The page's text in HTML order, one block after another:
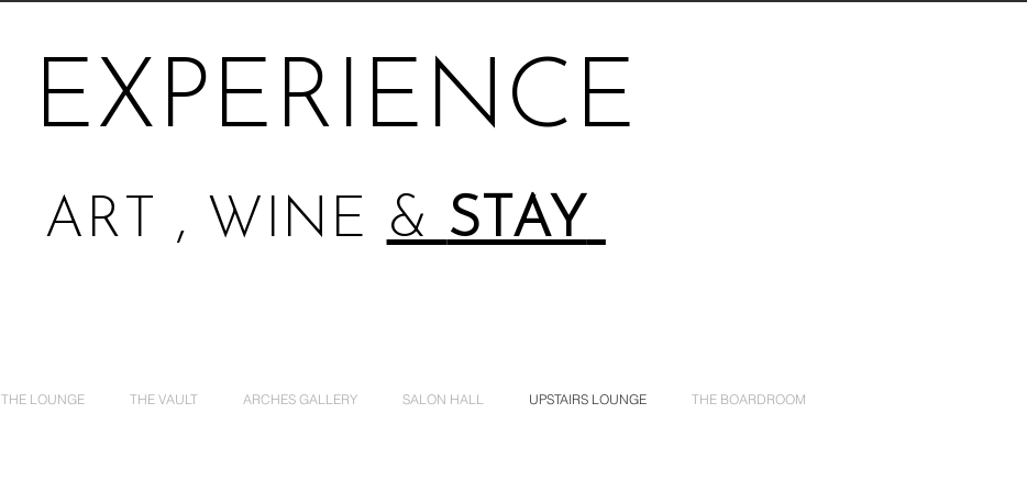
EXPERIENCE
ART , WINE & STAY
THE LOUNGE THE VAULT ARCHES GALLERY SALON HALL UPSTAIRS LOUNGE THE BOARDROOM